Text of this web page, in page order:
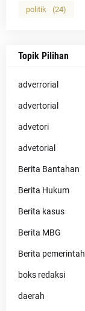
politik (24)
Topik Pilihan
adverrorial
advertorial
advetori
advetorial
Berita Bantahan
Berita Hukum
Berita kasus
Berita MBG
Berita pemerintah
boks redaksi
daerah